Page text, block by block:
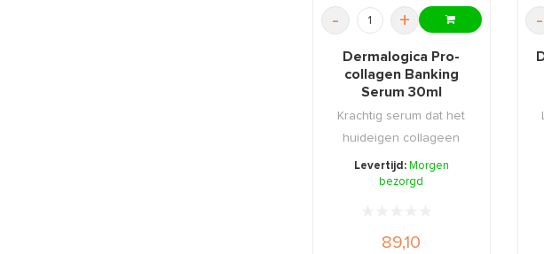
- +
Dermalogica Pro-
collagen Banking
Serum 30ml
Krachtig serum dat het
huideigen collageen
bevordert en verm ...
Levertijd: Morgen
bezorgd
89,10
-